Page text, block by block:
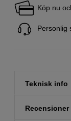
Köp nu
Personlig
Teknisk info